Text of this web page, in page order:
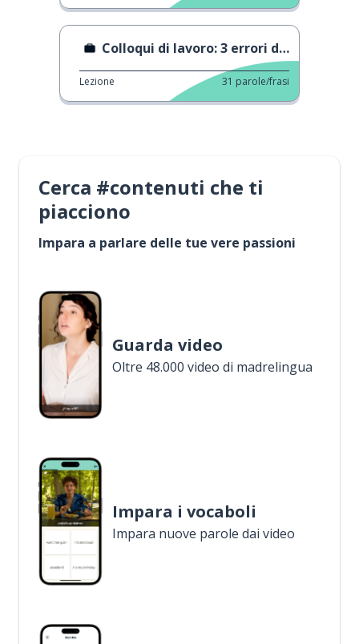
Colloqui di lavoro: 3 errori da evitare
Lezione 31 parole/frasi
Cerca #contenuti che ti
piacciono
Impara a parlare delle tue vere passioni
Guarda video
Oltre 48.000 video di madrelingua
Impara i vocaboli
Impara nuove parole dai video